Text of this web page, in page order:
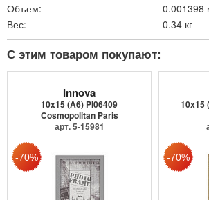
Объем:
0.001398
Вес:
0.34 кг
С этим товаром покупают:
Innova
10x15 (A6) PI06409
Cosmopolitan Paris
арт. 5-15981
10x15